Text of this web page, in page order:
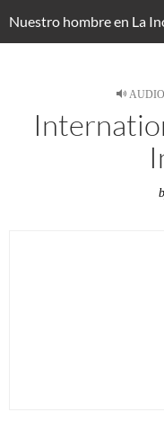
Nuestro hombre en La
AUDIO